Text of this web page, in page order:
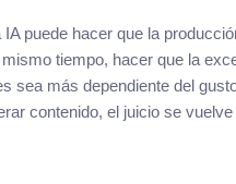
IA puede hacer que la
tiempo, hacer que la
sea más dependiente del
contenido, el juicio se